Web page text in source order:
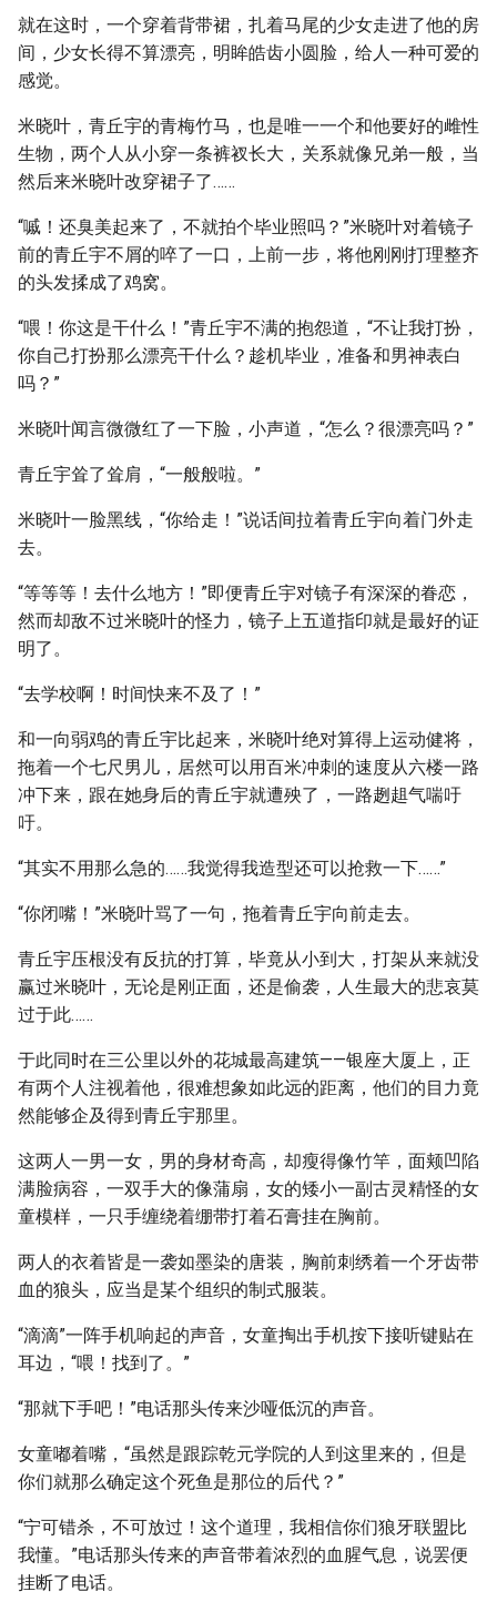
就在这时，一个穿着背带裙，扎着马尾的少女走进了他的房
间，少女长得不算漂亮，明眸皓齿小圆脸，给人一种可爱的
感觉。
米晓叶，青丘宇的青梅竹马，也是唯一一个和他要好的雌性
生物，两个人从小穿一条裤衩长大，关系就像兄弟一般，当
然后来米晓叶改穿裙子了……
“嘁！还臭美起来了，不就拍个毕业照吗？”米晓叶对着镜子
前的青丘宇不屑的啐了一口，上前一步，将他刚刚打理整齐
的头发揉成了鸡窝。
“喂！你这是干什么！”青丘宇不满的抱怨道，“不让我打扮，
你自己打扮那么漂亮干什么？趁机毕业，准备和男神表白
吗？”
米晓叶闻言微微红了一下脸，小声道，“怎么？很漂亮吗？”
青丘宇耸了耸肩，“一般般啦。”
米晓叶一脸黑线，“你给走！”说话间拉着青丘宇向着门外走
去。
“等等等！去什么地方！”即便青丘宇对镜子有深深的眷恋，
然而却敌不过米晓叶的怪力，镜子上五道指印就是最好的证
明了。
“去学校啊！时间快来不及了！”
和一向弱鸡的青丘宇比起来，米晓叶绝对算得上运动健将，
拖着一个七尺男儿，居然可以用百米冲刺的速度从六楼一路
冲下来，跟在她身后的青丘宇就遭殃了，一路趔趄气喘吁
吁。
“其实不用那么急的……我觉得我造型还可以抢救一下……”
“你闭嘴！”米晓叶骂了一句，拖着青丘宇向前走去。
青丘宇压根没有反抗的打算，毕竟从小到大，打架从来就没
赢过米晓叶，无论是刚正面，还是偷袭，人生最大的悲哀莫
过于此……
于此同时在三公里以外的花城最高建筑——银座大厦上，正
有两个人注视着他，很难想象如此远的距离，他们的目力竟
然能够企及得到青丘宇那里。
这两人一男一女，男的身材奇高，却瘦得像竹竿，面颊凹陷
满脸病容，一双手大的像蒲扇，女的矮小一副古灵精怪的女
童模样，一只手缠绕着绷带打着石膏挂在胸前。
两人的衣着皆是一袭如墨染的唐装，胸前刺绣着一个牙齿带
血的狼头，应当是某个组织的制式服装。
“滴滴”一阵手机响起的声音，女童掏出手机按下接听键贴在
耳边，“喂！找到了。”
“那就下手吧！”电话那头传来沙哑低沉的声音。
女童嘟着嘴，“虽然是跟踪乾元学院的人到这里来的，但是
你们就那么确定这个死鱼是那位的后代？”
“宁可错杀，不可放过！这个道理，我相信你们狼牙联盟比
我懂。”电话那头传来的声音带着浓烈的血腥气息，说罢便
挂断了电话。